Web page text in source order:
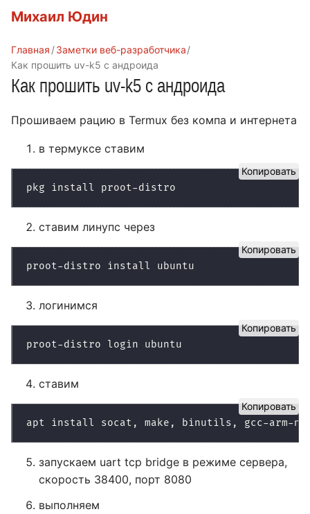
Михаил Юдин
Главная
Заметки веб-разработчика
Как прошить uv-k5 с андроида
Как прошить uv-k5 с андроида
Прошиваем рацию в Termux без компа и интернета
в термуксе ставим
Копировать
ставим линупс через
Копировать
логинимся
Копировать
ставим
Копировать
запускаем uart tcp bridge в режиме сервера,
скорость 38400, порт 8080
выполняем